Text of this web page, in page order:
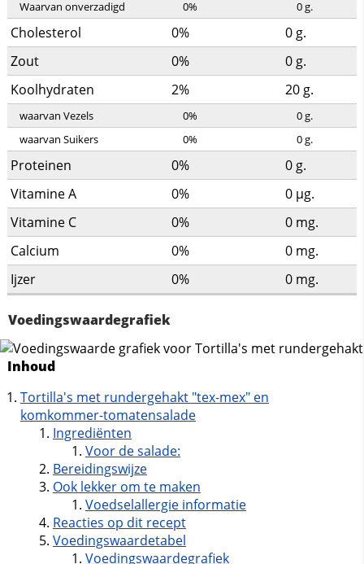
Waarvan onverzadigd 0% 0g.
Cholesterol 0% 0 g.
Zout
0% 0 g.
Koolhydraten
2% 20 g.
waarvan Vezels 0% 0g.
waarvan Suikers
0% 0g.
Proteinen 0% 0 g.
Vitamine A
0% 0 µg.
Vitamine C
0% 0 mg.
Calcium
0% 0 mg.
Ijzer
0% 0 mg.
Voedingswaardegrafiek
Inhoud
Tortilla's met rundergehakt "tex-mex" en
komkommer-tomatensalade
Ingrediënten
Voor de salade:
Bereidingswijze
Ook lekker om te maken
Voedselallergie informatie
Reacties op dit recept
Voedingswaardetabel
Voedingswaardegrafiek